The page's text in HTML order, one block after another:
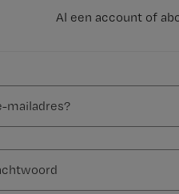
Al een account of